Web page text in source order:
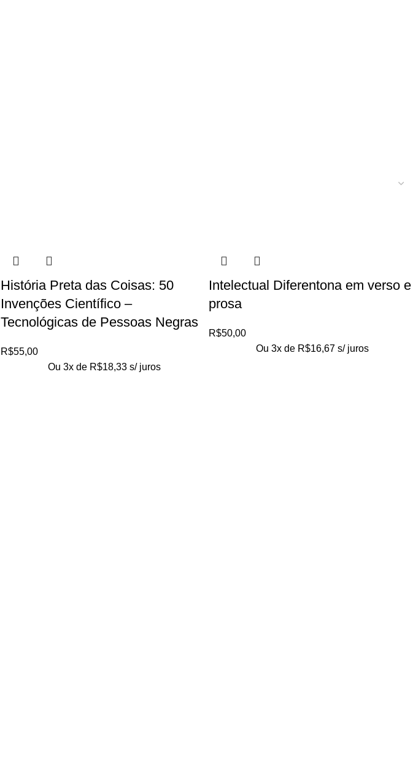
História Preta das Coisas: 50
Invenções Científico –
Tecnológicas de Pessoas Negras
R$55,00
Ou 3x de R$18,33 s/ juros
Intelectual Diferentona em verso e
prosa
R$50,00
Ou 3x de R$16,67 s/ juros